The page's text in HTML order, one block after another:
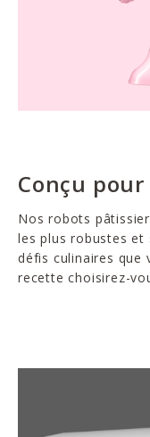
Conçu
Nos robots
les plus robustes et
défis culinaires que
recette choisirez-